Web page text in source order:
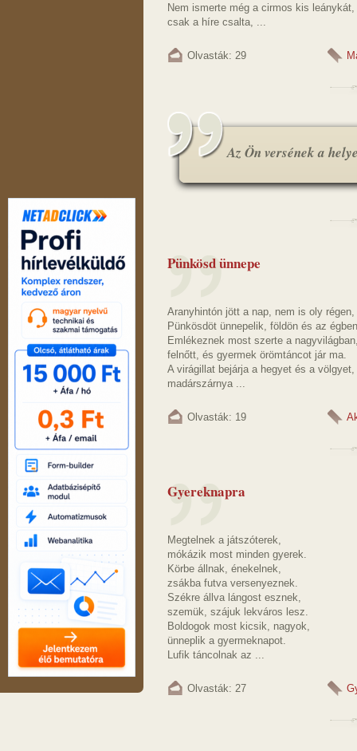
Nem ismerte még a cirmos kis leánykát,
csak a híre csalta, ...
Olvasták: 29
Az Ön versének a
Pünkösd ünnepe
Aranyhintón jött a nap, nem is oly régen,
Pünkösdöt ünnepelik, földön és az
Emlékeznek most szerte a
felnőtt, és gyermek örömtáncot jár ma.
A virágillat bejárja a hegyet és a völgyet,
madárszárnya ...
Olvasták: 19
Gyereknapra
Megtelnek a játszóterek,
mókázik most minden gyerek.
Körbe állnak, énekelnek,
zsákba futva versenyeznek.
Székre állva lángost esznek,
szemük, szájuk lekváros lesz.
Boldogok most kicsik, nagyok,
ünneplik a gyermeknapot.
Lufik táncolnak az ...
Olvasták: 27